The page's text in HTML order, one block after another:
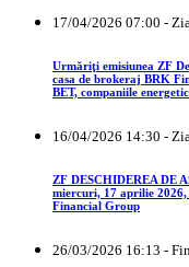
17/04/2026 07:00 -
Urmăriţi emisiunea ZF
casa de brokeraj BRK
BET, companiile
16/04/2026 14:30 -
ZF DESCHIDEREA DE
miercuri, 17 aprilie
Financial Group
26/03/2026 16:13 -